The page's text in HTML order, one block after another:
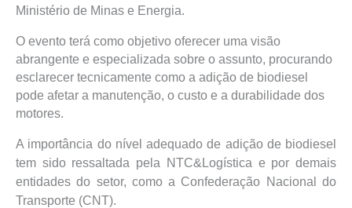
Ministério de Minas e Energia.
O evento terá como objetivo oferecer uma visão
abrangente e especializada sobre o assunto, procurando
esclarecer tecnicamente como a adição de biodiesel
pode afetar a manutenção, o custo e a durabilidade dos
motores.
A importância do nível adequado de adição de biodiesel
tem sido ressaltada pela NTC&Logística e por demais
entidades do setor, como a Confederação Nacional do
Transporte (CNT).